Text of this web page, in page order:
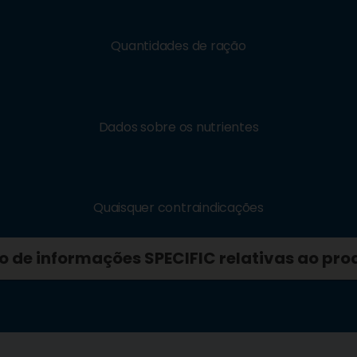
Quantidades de ração
Dados sobre os nutrientes
Quaisquer contraindicações
de informações SPECIFIC relativas ao